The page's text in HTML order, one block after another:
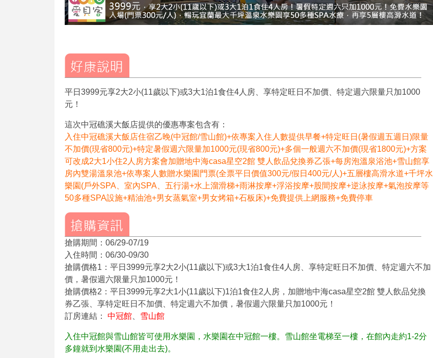
平日3999元享2大2小(11歲以下)或3大1泊1食住4人房、享特定旺日不加價、特定週六限量只加1000
元！
這次中冠礁溪大飯店提供的優惠專案包含有：
入住中冠礁溪大飯店住宿乙晚(中冠館/雪山館)+依專案入住人數提供早餐+特定旺日(暑假週五週日)限量
不加價(現省800元)+特定暑假週六限量加1000元(現省800元)+多個一般週六不加價(現省1800元)+方案
可改成2大1小住2人房方案會加贈地中海casa星空2館 雙人飲品兌換券乙張+每房泡溫泉浴池+雪山館享
房內雙湯溫泉池+依專案人數贈水樂園門票(全票平日價值300元/假日400元/人)+五層樓高滑水道+千坪水
樂園(戶外SPA、室內SPA、五行湯+水上溜滑梯+雨淋按摩+浮浴按摩+股間按摩+逆泳按摩+氣泡按摩等
50多種SPA設施+精油池+男女蒸氣室+男女烤箱+石板床)+免費提供上網服務+免費停車
搶購期間：06/29-07/19
入住時間：06/30-09/30
搶購價格1：平日3999元享2大2小(11歲以下)或3大1泊1食住4人房、享特定旺日不加價、特定週六不加
價，暑假週六限量只加1000元！
搶購價格2：平日3999元享2大1小(11歲以下)1泊1食住2人房，加贈地中海casa星空2館 雙人飲品兌換
券乙張、享特定旺日不加價、特定週六不加價，暑假週六限量只加1000元！
訂房連結： 中冠館、 雪山館
入住中冠館與雪山館皆可使用水樂園，水樂園在中冠館一樓。雪山館坐電梯至一樓，在館內走約1-2分
多鐘就到水樂園(不用走出去)。